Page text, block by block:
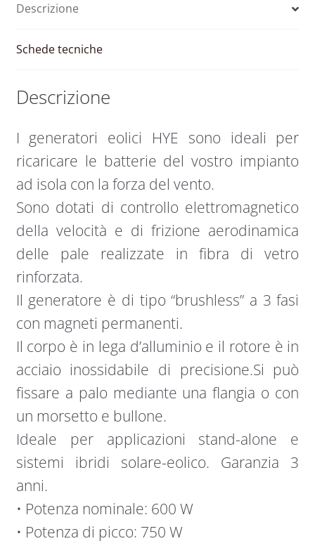
Descrizione
Schede tecniche
Descrizione
I generatori eolici HYE sono ideali per
ricaricare le batterie del vostro impianto
ad isola con la forza del vento.
Sono dotati di controllo elettromagnetico
della velocità e di frizione aerodinamica
delle pale realizzate in fibra di vetro
rinforzata.
Il generatore è di tipo “brushless” a 3 fasi
con magneti permanenti.
Il corpo è in lega d’alluminio e il rotore è in
acciaio inossidabile di precisione.Si può
fissare a palo mediante una flangia o con
un morsetto e bullone.
Ideale per applicazioni stand-alone e
sistemi ibridi solare-eolico. Garanzia 3
anni.
• Potenza nominale: 600 W
• Potenza di picco: 750 W